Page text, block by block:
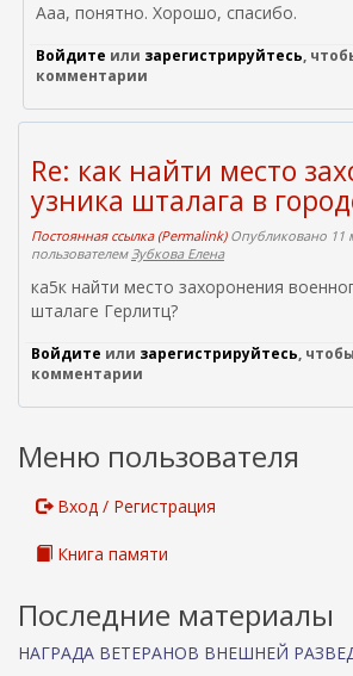
Ааа, понятно. Хорошо, спасибо.
Войдите или зарегистрируйтесь,
комментарии
Re: как найти место
узника шталага в
Постоянная ссылка (Permalink)Опубликовано 11
пользователемЗубкова Елена
ка5к найти место захоронения
шталаге Герлитц?
Войдите или зарегистрируйтесь,
комментарии
Меню пользователя
Вход / Регистрация
Книга памяти
Последние материалы
НАГРАДА ВЕТЕРАНОВ ВНЕШНЕЙ